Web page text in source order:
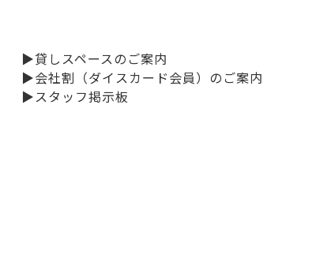
▶貸しスペースのご案内
▶会社割（ダイスカード会員）のご案内
▶スタッフ掲示板